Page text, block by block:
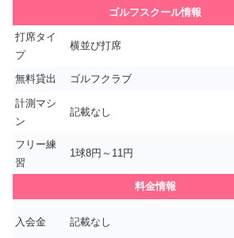
ゴルフスクール情報
打席タイ
プ
横並び打席
無料貸出 ゴルフクラブ
計測マシ
ン
記載なし
フリー練
習
1球8円～11円
料金情報
入会金 記載なし